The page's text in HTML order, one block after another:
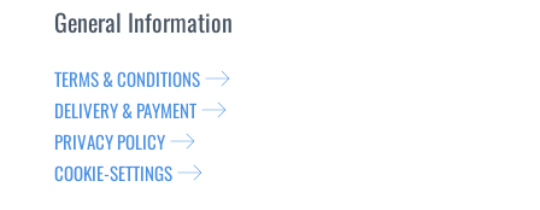
General Information
TERMS & CONDITIONS
DELIVERY & PAYMENT
PRIVACY POLICY
COOKIE-SETTINGS